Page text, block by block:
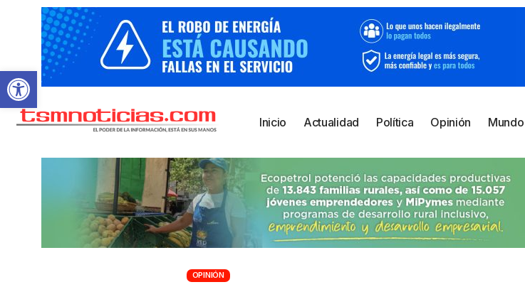
Abrir barra de herramientas
Inicio Actualidad Política Opinión Mundo
OPINIÓN